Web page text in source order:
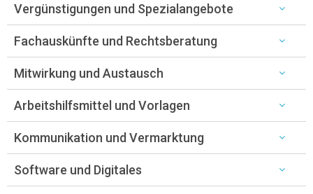
Vergünstigungen und Spezialangebote
Fachauskünfte und Rechtsberatung
Mitwirkung und Austausch
Arbeitshilfsmittel und Vorlagen
Kommunikation und Vermarktung
Software und Digitales